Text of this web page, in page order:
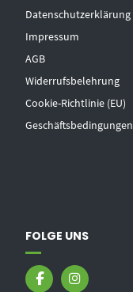
Datenschutzerklärung
Impressum
AGB
Widerrufsbelehrung
Cookie-Richtlinie (EU)
Geschäftsbedingungen
FOLGE UNS